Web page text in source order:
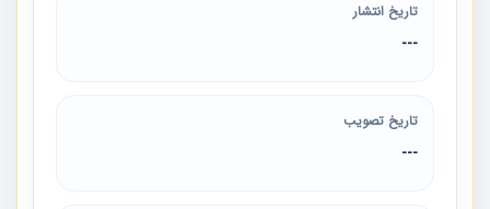
تاریخ انتشار
---
تاریخ تصویب
---